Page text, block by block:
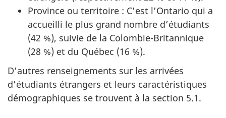
Province ou territoire : C’est l’Ontario qui a
accueilli le plus grand nombre d’étudiants
(42 %), suivie de la Colombie-Britannique
(28 %) et du Québec (16 %).
D’autres renseignements sur les arrivées
d’étudiants étrangers et leurs caractéristiques
démographiques se trouvent à la section 5.1.